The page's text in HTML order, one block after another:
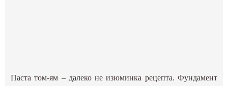
Паста том-ям – далеко не изюминка рецепта. Фундамент